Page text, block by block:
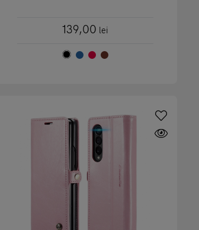
139,00 lei